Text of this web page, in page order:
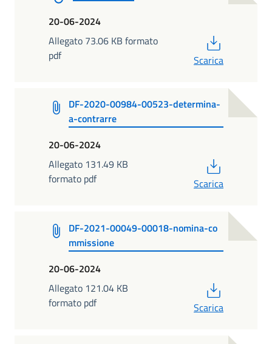
20-06-2024
Allegato 73.06 KB formato
pdf
Scarica
DF-2020-00984-00523-determina-
a-contrarre
20-06-2024
Allegato 131.49 KB
formato pdf
Scarica
DF-2021-00049-00018-nomina-co
mmissione
20-06-2024
Allegato 121.04 KB
formato pdf
Scarica